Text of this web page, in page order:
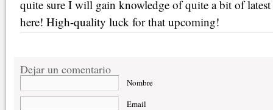
quite sure I will gain knowledge of quite a bit of latest
here! High-quality luck for that upcoming!
Dejar un comentario
Nombre
Email